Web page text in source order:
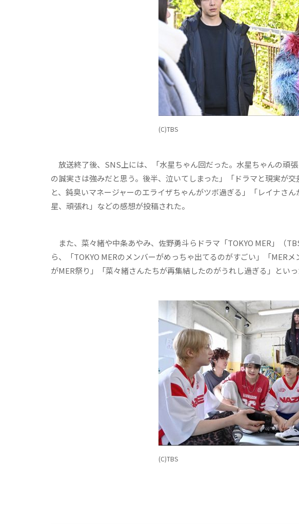
(C)TBS
放送終了後、SNS上には、「水星ちゃん回だった。水星ちゃんの頑
の誠実さは強みだと思う。後半、泣いてしまった」「ドラマと現実が
と、鈍臭いマネージャーのエライザちゃんがツボ過ぎる」「レイナさ
星、頑張れ」などの感想が投稿された。
また、菜々緒や中条あやみ、佐野勇斗らドラマ「TOKYO MER」（
ら、「TOKYO MERのメンバーがめっちゃ出てるのがすごい」「MER
がMER祭り」「菜々緒さんたちが再集結したのがうれし過ぎる」といっ
(C)TBS